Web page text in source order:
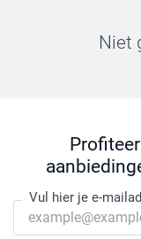
Niet
Vul hier je e-